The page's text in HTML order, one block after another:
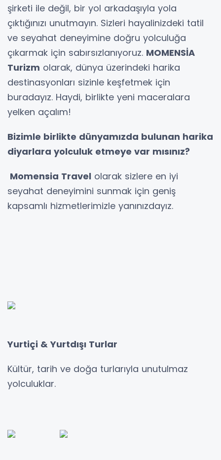
şirketi ile değil, bir yol arkadaşıyla yola
çıktığınızı unutmayın. Sizleri hayalinizdeki tatil
ve seyahat deneyimine doğru yolculuğa
çıkarmak için sabırsızlanıyoruz. MOMENSİA
Turizm olarak, dünya üzerindeki harika
destinasyonları sizinle keşfetmek için
buradayız. Haydi, birlikte yeni maceralara
yelken açalım!
Bizimle birlikte dünyamızda bulunan harika
diyarlara yolculuk etmeye var mısınız?
Momensia Travel olarak sizlere en iyi
seyahat deneyimini sunmak için geniş
kapsamlı hizmetlerimizle yanınızdayız.
Yurtiçi & Yurtdışı Turlar
Kültür, tarih ve doğa turlarıyla unutulmaz
yolculuklar.